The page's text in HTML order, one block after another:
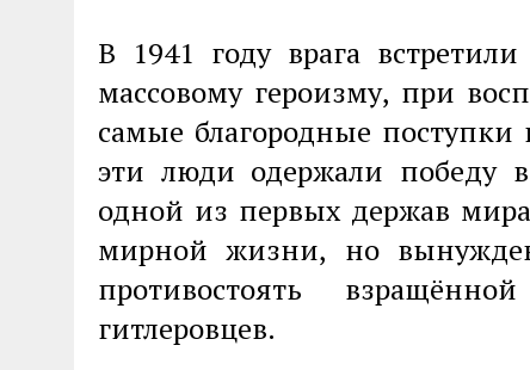
В 1941 году врага
массовому героизму, при
самые благородные
эти люди одержали победу
одной из первых держав
мирной жизни, но
противостоять
гитлеровцев.